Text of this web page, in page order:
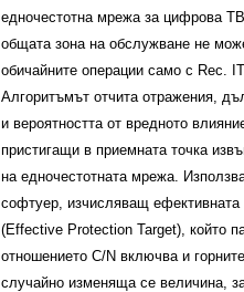
едночестотна мрежа за цифрова
общата зона на обслужване не
обичайните операции само с Rec.
Алгоритъмът отчита отражения,
и вероятността от вредното
пристигащи в приемната точка
на едночестотната мрежа.
софтуер, изчисляващ
(Effective Protection Target), който
отношението C/N включва и
случайно изменяща се величина,